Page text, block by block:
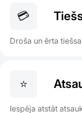
💳
Droša un ērta
⭐
Iespēja atstāt